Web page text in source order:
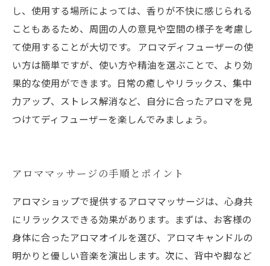
し、使用する場所によっては、香りが不快に感じられる
こともあるため、周囲の人の意見や空間の様子を考慮し
て使用することが大切です。 アロマディフューザーの使
い方は簡単ですが、使い方や精油を選ぶことで、より効
果的な使用ができます。日常の癒しやリラックス、集中
力アップ、ストレス解消など、自分に合ったアロマを見
つけてディフューザーを楽しんでみましょう。
アロママッサージの手順とポイント
アロマショップで提供するアロママッサージは、心身共
にリラックスできる効果があります。まずは、お客様の
身体に合ったアロマオイルを選び、アロマキャンドルの
明かりと優しい音楽を演出します。次に、背中や脚など